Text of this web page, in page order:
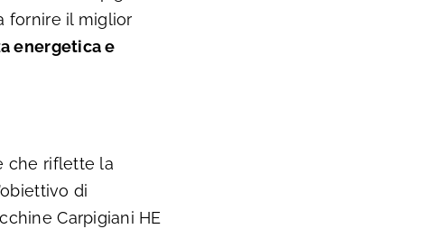
fornire il miglior
energetica e
che riflette la
di
Carpigiani HE